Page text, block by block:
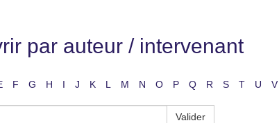
par auteur / intervenant
F G H I J K L M N O P Q R S T U V
Valider